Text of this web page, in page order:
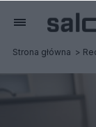
Strona główna